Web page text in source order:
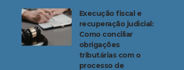
Execução fiscal e
recuperação judicial:
Como conciliar
obrigações
tributárias com o
processo de